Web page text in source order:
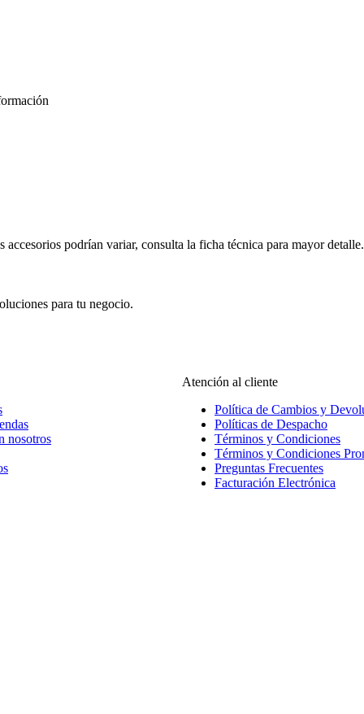
podrían variar, consulta la ficha técnica para mayor detalle.
para tu negocio.
nosotros
Atención al cliente
Política de Cambios y
Políticas de Despacho
Términos y Condiciones
Términos y Condiciones
Preguntas Frecuentes
Facturación Electrónica